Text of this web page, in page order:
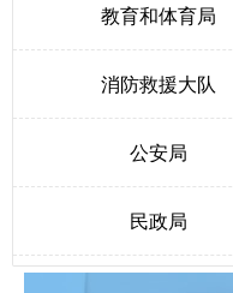
教育和体育局
消防救援大队
公安局
民政局